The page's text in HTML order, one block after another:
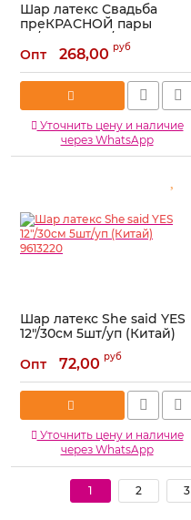
Шар латекс Свадьба
преКРАСНОЙ пары
12"/30см 25шт/уп
(Тайланд) Ч44516
Артикул: Ч44516
Опт 268,00 руб
Уточнить цену и наличие
через WhatsApp
Шар латекс She said YES
12"/30см 5шт/уп (Китай)
Артикул: 9613220
Опт 72,00 руб
Уточнить цену и наличие
через WhatsApp
1 2 3